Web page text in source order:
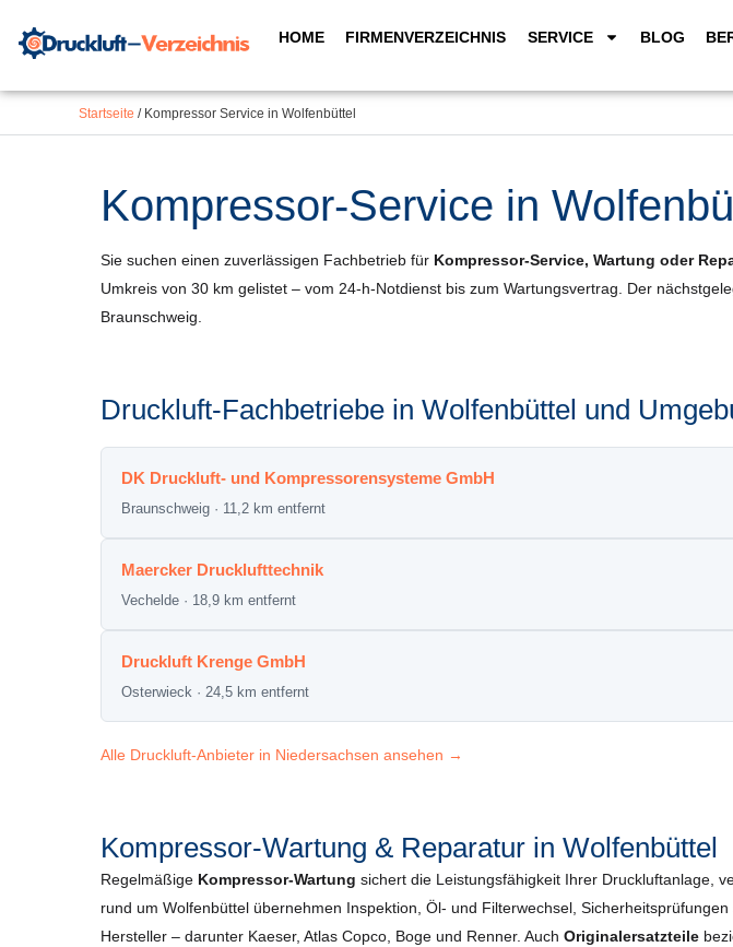
springen
Inhalt
HOME FIRMENVERZEICHNIS SERVICE BLOG
Startseite / Kompressor Service in Wolfenbüttel
Kompressor-Service in
Sie suchen einen zuverlässigen Fachbetrieb für Kompressor-Service, Wartung oder
Umkreis von 30 km gelistet – vom 24-h-Notdienst bis zum Wartungsvertrag. Der
Braunschweig.
Druckluft-Fachbetriebe in Wolfenbüttel und
DK Druckluft- und Kompressorensysteme GmbH
Braunschweig · 11,2 km entfernt
Maercker Drucklufttechnik
Vechelde · 18,9 km entfernt
Druckluft Krenge GmbH
Osterwieck · 24,5 km entfernt
Alle Druckluft-Anbieter in Niedersachsen ansehen →
Kompressor-Wartung & Reparatur in Wolfenbüttel
Regelmäßige Kompressor-Wartung sichert die Leistungsfähigkeit Ihrer Druckluftanlage,
rund um Wolfenbüttel übernehmen Inspektion, Öl- und Filterwechsel, Sicherheits­prüfungen
Hersteller – darunter Kaeser, Atlas Copco, Boge und Renner. Auch Originalersatzteile